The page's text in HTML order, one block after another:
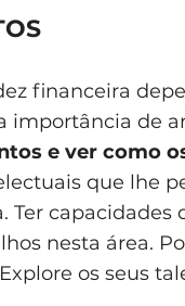
financeira
importância de
e ver como
que lhe
capacidades
nesta área.
os seus